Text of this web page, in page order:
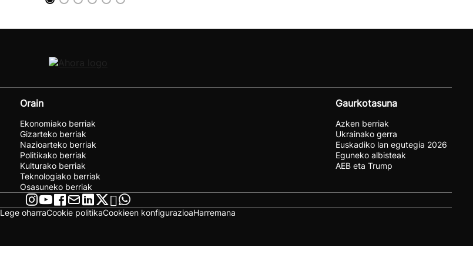
Orain
Ekonomiako berriak
Gizarteko berriak
Nazioarteko berriak
Politikako berriak
Kulturako berriak
Teknologiako berriak
Osasuneko berriak
Gaurkotasuna
Azken berriak
Ukrainako gerra
Euskadiko lan egutegia 2026
Eguneko albisteak
AEB eta Trump
Lege oharraCookie politikaCookieen konfigurazioaHarremana